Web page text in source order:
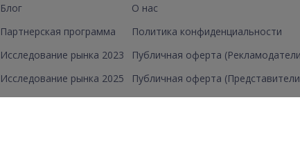
Блог
Партнерская программа
Исследование рынка 2023
Исследование рынка 2025
О нас
Политика конфиденциальности
Публичная оферта
Публичная оферта